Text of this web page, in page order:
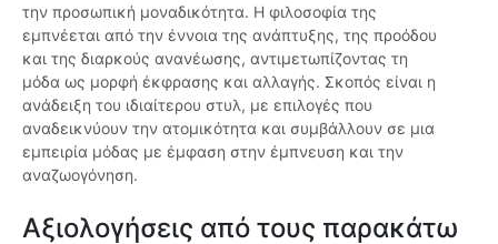
την προσωπική μοναδικότητα. Η φιλοσοφία της
εμπνέεται από την έννοια της ανάπτυξης, της προόδου
και της διαρκούς ανανέωσης, αντιμετωπίζοντας τη
μόδα ως μορφή έκφρασης και αλλαγής. Σκοπός είναι η
ανάδειξη του ιδιαίτερου στυλ, με επιλογές που
αναδεικνύουν την ατομικότητα και συμβάλλουν σε μια
εμπειρία μόδας με έμφαση στην έμπνευση και την
αναζωογόνηση.
Αξιολογήσεις από τους παρακάτω